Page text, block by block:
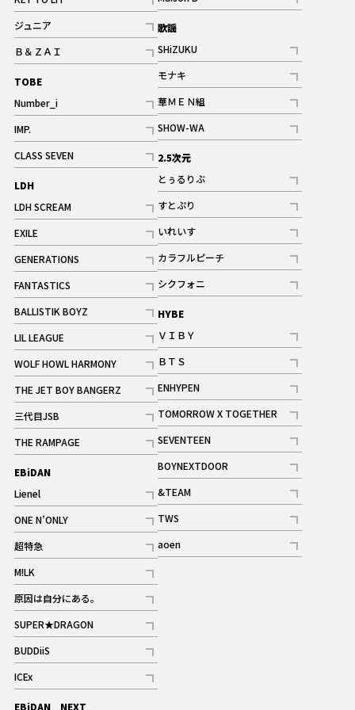
記事
ジュニア
記事
Ｂ＆ＺＡＩ
記事
TOBE
Number_i
記事
IMP.
記事
CLASS SEVEN
記事
LDH
LDH SCREAM
記事
EXILE
記事
GENERATIONS
記事
FANTASTICS
記事
BALLISTIK BOYZ
記事
LIL LEAGUE
記事
WOLF HOWL HARMONY
記事
THE JET BOY BANGERZ
記事
三代目JSB
記事
THE RAMPAGE
記事
ギャラリー
EBiDAN
Lienel
記事
ONE N’ONLY
記事
超特急
記事
M!LK
記事
原因は自分にある。
記事
SUPER★DRAGON
記事
BUDDiiS
記事
ICEx
記事
EBiDAN NEXT
ギャラリー
記事
歌謡
SHiZUKU
記事
モナキ
記事
華ＭＥＮ組
記事
SHOW-WA
記事
2.5次元
とぅるりぶ
記事
すとぷり
記事
ギャラリー
いれいす
記事
ギャラリー
カラフルピーチ
記事
シクフォニ
記事
HYBE
ＶＩＢＹ
記事
ＢＴＳ
記事
ENHYPEN
記事
TOMORROW X TOGETHER
記事
ギャラリー
SEVENTEEN
記事
BOYNEXTDOOR
記事
&TEAM
記事
TWS
記事
aoen
記事